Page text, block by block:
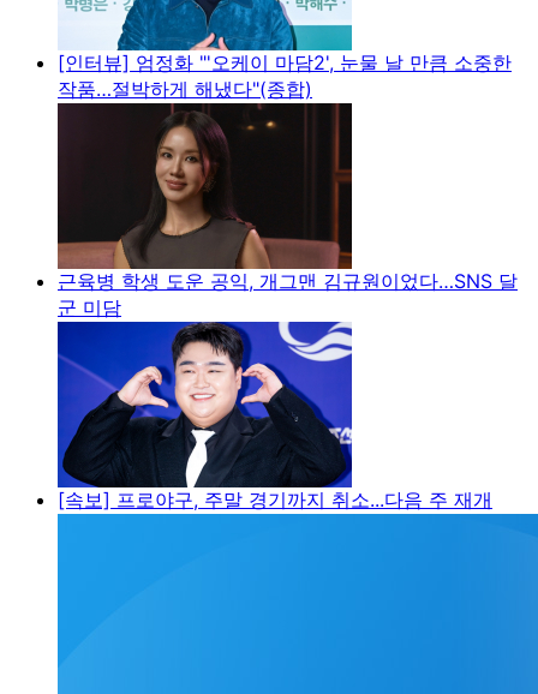
[인터뷰] 엄정화 "'오케이 마담2', 눈물 날 만큼 소중한
작품…절박하게 해냈다"(종합)
근육병 학생 도운 공익, 개그맨 김규원이었다…SNS 달
군 미담
[속보] 프로야구, 주말 경기까지 취소...다음 주 재개